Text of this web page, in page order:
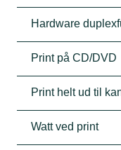
Hardware
Print på CD/DVD
Print helt ud til
Watt ved print